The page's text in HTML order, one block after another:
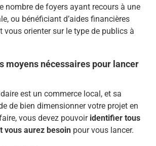
nombre de foyers ayant recours à une
ou bénéficiant d’aides financières
vous orienter sur le type de publics à
moyens nécessaires pour lancer
est un commerce local, et sa
de bien dimensionner votre projet en
vous devez pouvoir identifier tous
vous aurez besoinpour vous lancer.